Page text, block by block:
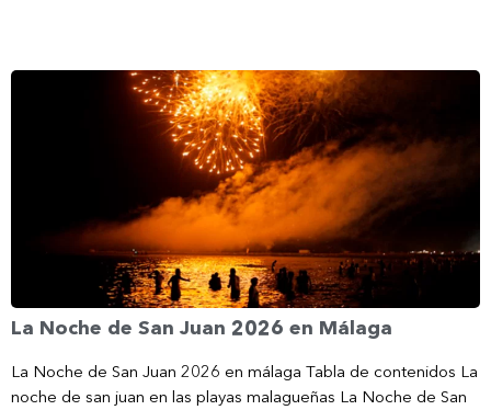
La Noche de San Juan 2026 en Málaga
La Noche de San Juan 2026 en málaga Tabla de contenidos La
noche de san juan en las playas malagueñas La Noche de San